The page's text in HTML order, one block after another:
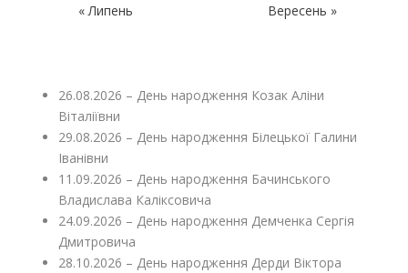
« Липень Вересень »
26.08.2026 – День народження Козак Аліни
Віталіївни
29.08.2026 – День народження Білецької Галини
Іванівни
11.09.2026 – День народження Бачинського
Владислава Каліксовича
24.09.2026 – День народження Демченка Сергія
Дмитровича
28.10.2026 – День народження Дерди Віктора